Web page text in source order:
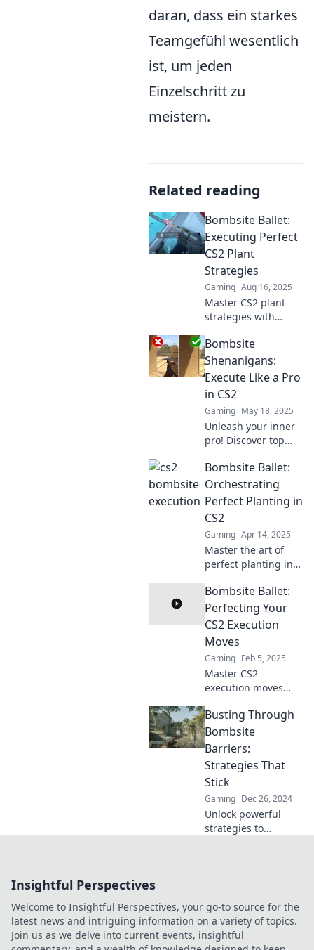
daran, dass ein starkes
Teamgefühl wesentlich
ist, um jeden
Einzelschritt zu
meistern.
Related reading
Bombsite Ballet:
Executing Perfect
CS2 Plant
Strategies
Gaming Aug 16, 2025
Master CS2 plant
strategies with
Unlock expert tips
for flawless
execution and
Bombsite
Shenanigans:
Execute Like a Pro
in CS2
Gaming May 18, 2025
Unleash your inner
pro! Discover top
strategies for
dominating the
bombsite in CS2.
Level up your game
today!
Bombsite Ballet:
Orchestrating
Perfect Planting in
CS2
Gaming Apr 14, 2025
Master the art of
perfect planting in
Bombsite Ballet and
elevate your
gameplay to new
tactics now!
Bombsite Ballet:
Perfecting Your
CS2 Execution
Moves
Gaming Feb 5, 2025
Master CS2
execution moves
Ballet! Elevate your
gameplay and
dance your way to
competitive
matches.
Busting Through
Bombsite
Barriers:
Strategies That
Stick
Gaming Dec 26, 2024
Unlock powerful
strategies to
Insightful Perspectives
Welcome to Insightful Perspectives, your go-to source for the
latest news and intriguing information on a variety of topics.
Join us as we delve into current events, insightful